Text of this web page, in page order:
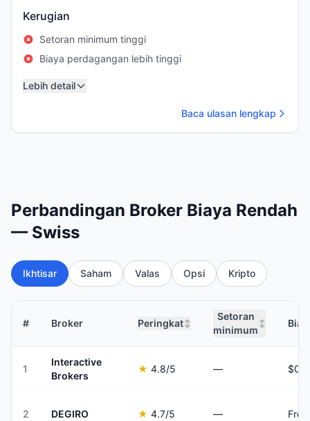
Kerugian
Setoran minimum tinggi
Biaya perdagangan lebih tinggi
Lebih detail
Baca ulasan lengkap
Perbandingan Broker Biaya Rendah
— Swiss
Ikhtisar Saham Valas Opsi Kripto
# Broker Peringkat↕
Setoran
minimum
↕
1
Interactive
Brokers
★ 4.8/5 —
2 DEGIRO ★ 4.7/5 —